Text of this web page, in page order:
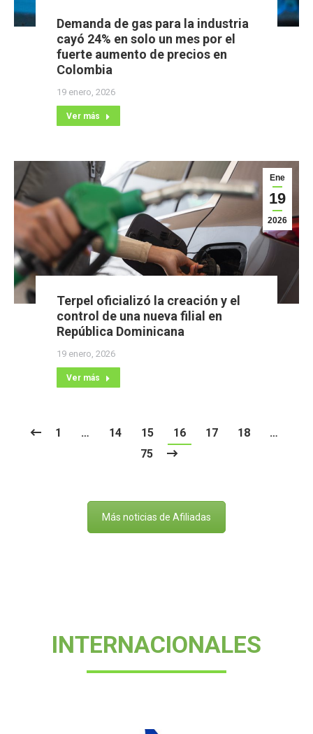
Demanda de gas para la industria
cayó 24% en solo un mes por el
fuerte aumento de precios en
Colombia
19 enero, 2026
Ver más
Ene
19
2026
Terpel oficializó la creación y el
control de una nueva filial en
República Dominicana
19 enero, 2026
Ver más
1 … 14 15 16 17 18
…
75
Más noticias de Afiliadas
INTERNACIONALES